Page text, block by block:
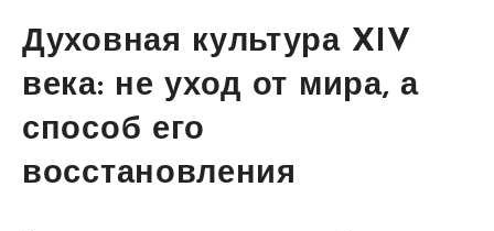
Духовная культура XIV
века: не уход от мира, а
способ его
восстановления